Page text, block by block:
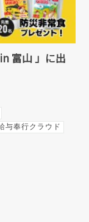
富山 」に出
与奉行クラウド